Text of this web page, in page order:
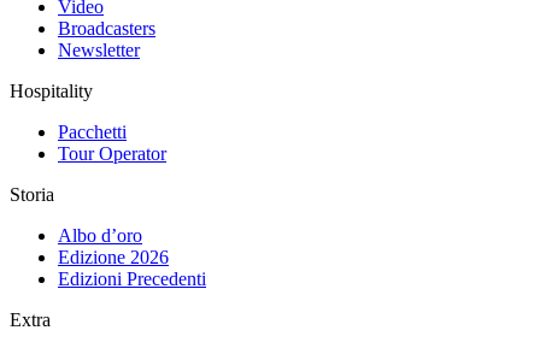
Video
Broadcasters
Newsletter
Hospitality
Pacchetti
Tour Operator
Storia
Albo d’oro
Edizione 2026
Edizioni Precedenti
Extra